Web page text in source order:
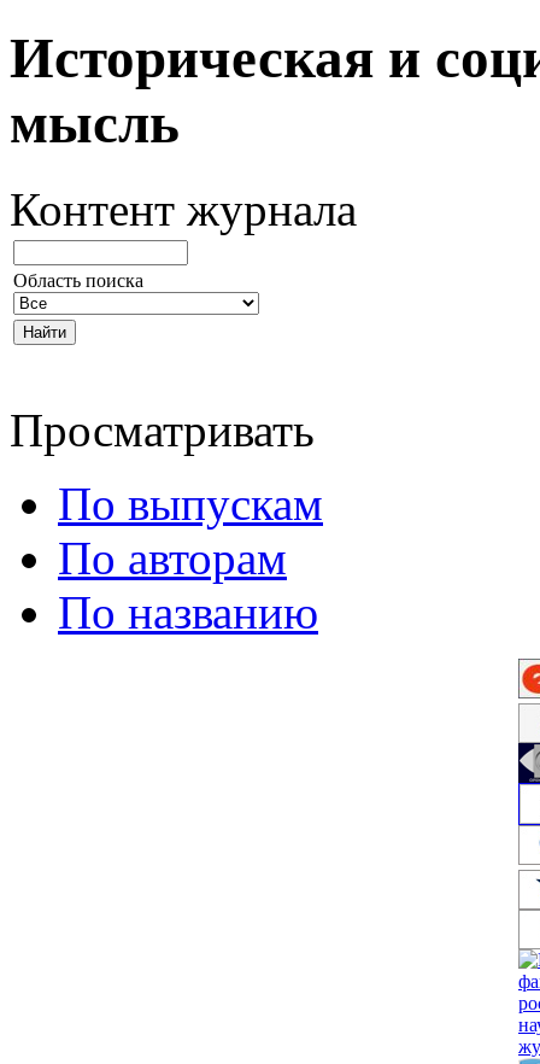
Историческая и
мысль
Контент журнала
Область поиска
Просматривать
По выпускам
По авторам
По названию